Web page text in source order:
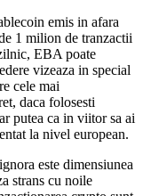
emis in afara
1 milion de tranzactii
EBA poate
vizeaza in special
cele mai
daca folosesti
putea ca in viitor sa ai
la nivel european.
este dimensiunea
strans cu noile